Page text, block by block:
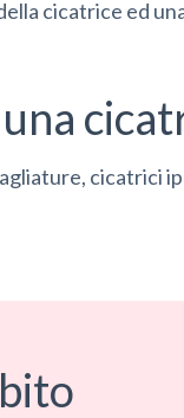
cicatrice ed
cicatrici